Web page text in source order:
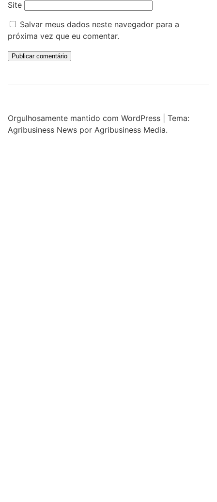
Site
Salvar meus dados neste navegador para a
próxima vez que eu comentar.
Orgulhosamente mantido com WordPress
Tema:
Agribusiness News por Agribusiness Media.